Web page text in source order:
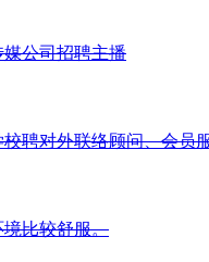
公司招聘主播
聘对外联络顾问、会员
比较舒服。